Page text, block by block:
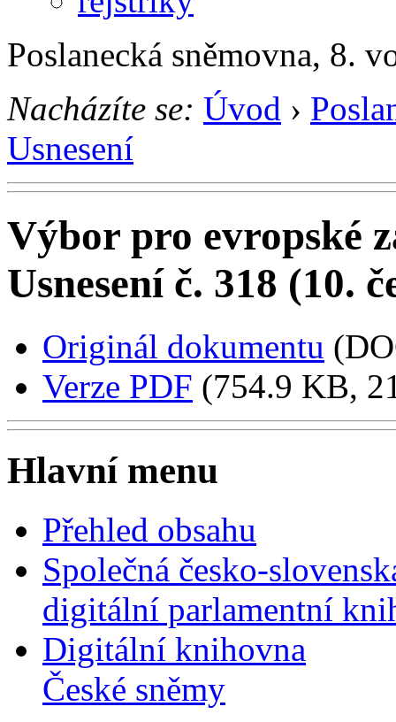
Poslanecká sněmovna, 8.
Nacházíte se: Úvod ›
Usnesení
Výbor pro evropské
Usnesení č. 318 (10.
Originál dokumentu
Verze PDF (754.9 KB,
Hlavní menu
Přehled obsahu
Společná česko-
digitální parlamentní
Digitální knihovna
České sněmy